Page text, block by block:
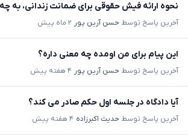
نحوه ارائه فیش حقوقی برای ضمانت زندانی، به
آخرین پاسخ توسط حسن آرین پور ۲ ماه پیش
این پیام برای من اومده چه معنی داره؟
آخرین پاسخ توسط حسن آرین پور ۴ هفته پیش
آیا دادگاه در جلسه اول حکم صادر می کند؟
آخرین پاسخ توسط حدیث اکبرزاده ۴ هفته پیش